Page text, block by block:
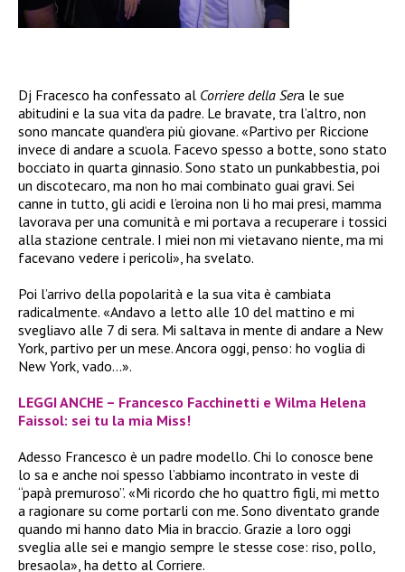
Dj Fracesco ha confessato al Corriere della Sera le sue
abitudini e la sua vita da padre. Le bravate, tra l’altro, non
sono mancate quand’era più giovane. «Partivo per Riccione
invece di andare a scuola. Facevo spesso a botte, sono stato
bocciato in quarta ginnasio. Sono stato un punkabbestia, poi
un discotecaro, ma non ho mai combinato guai gravi. Sei
canne in tutto, gli acidi e l’eroina non li ho mai presi, mamma
lavorava per una comunità e mi portava a recuperare i tossici
alla stazione centrale. I miei non mi vietavano niente, ma mi
facevano vedere i pericoli», ha svelato.
Poi l’arrivo della popolarità e la sua vita è cambiata
radicalmente. «Andavo a letto alle 10 del mattino e mi
svegliavo alle 7 di sera. Mi saltava in mente di andare a New
York, partivo per un mese. Ancora oggi, penso: ho voglia di
New York, vado…».
LEGGI ANCHE – Francesco Facchinetti e Wilma Helena
Faissol: sei tu la mia Miss!
Adesso Francesco è un padre modello. Chi lo conosce bene
lo sa e anche noi spesso l’abbiamo incontrato in veste di
“papà premuroso”. «Mi ricordo che ho quattro figli, mi metto
a ragionare su come portarli con me. Sono diventato grande
quando mi hanno dato Mia in braccio. Grazie a loro oggi
sveglia alle sei e mangio sempre le stesse cose: riso, pollo,
bresaola», ha detto al Corriere.